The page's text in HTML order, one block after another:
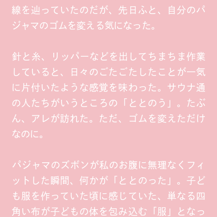
線を辿っていたのだが、先日ふと、自分のパ
ジャマのゴムを変える気になった。
針と糸、リッパーなどを出してちまちま作業
していると、日々のごたごたしたことが一気
に片付いたような感覚を味わった。サウナ通
の人たちがいうところの「ととのう」。たぶ
ん、アレが訪れた。ただ、ゴムを変えただけ
なのに。
パジャマのズボンが私のお腹に無理なくフィ
ットした瞬間、何かが「ととのった」。子ど
も服を作っていた頃に感じていた、単なる四
角い布が子どもの体を包み込む「服」となっ